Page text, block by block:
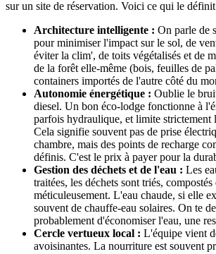
sur un site de réservation. Voici ce qui le
Architecture intelligente : On parle de
pour minimiser l'impact sur le sol, de
éviter la clim', de toits végétalisés et de
de la forêt elle-même (bois, feuilles de
containers importés de l'autre côté du
Autonomie énergétique : Oublie le
diesel. Un bon éco-lodge fonctionne à
parfois hydraulique, et limite strictement
Cela signifie souvent pas de prise
chambre, mais des points de recharge
définis. C'est le prix à payer pour la
Gestion des déchets et de l'eau : Les
traitées, les déchets sont triés, compostés
méticuleusement. L'eau chaude, si elle
souvent de chauffe-eau solaires. On te
probablement d'économiser l'eau, une
Cercle vertueux local : L'équipe vient
avoisinantes. La nourriture est souvent